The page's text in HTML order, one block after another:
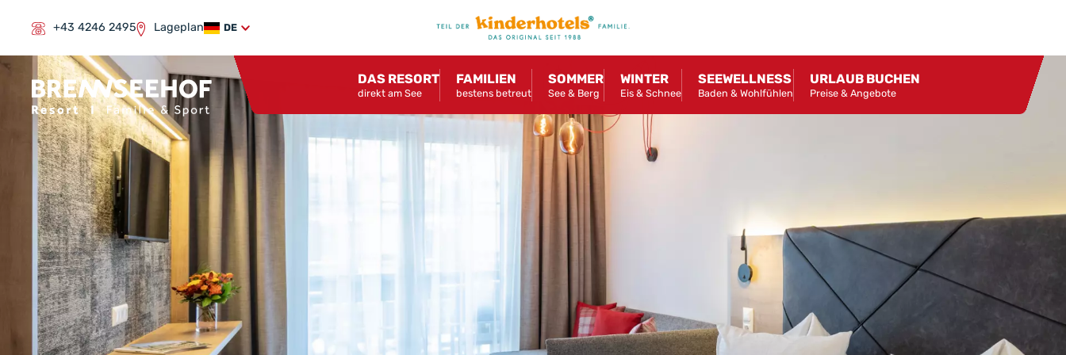
+43 4246 2495 Lageplan DE
DAS RESORT
direkt am See
FAMILIEN
bestens betreut
SOMMER
See & Berg
WINTER
Eis & Schnee
SEEWELLNESS
Baden & Wohlfühlen
URLAUB BUCHEN
Preise & Angebote